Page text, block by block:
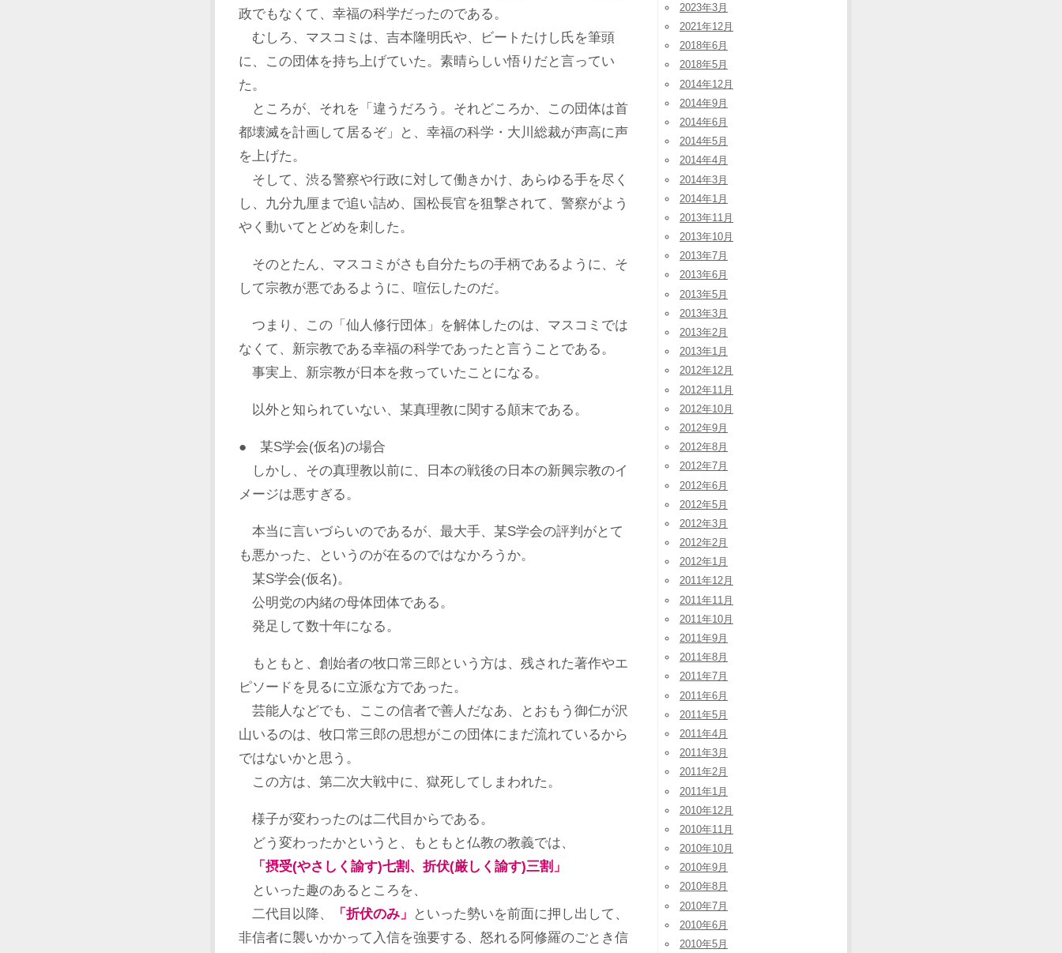
政でもなくて、幸福の科学だったのである。
むしろ、マスコミは、吉本隆明氏や、ビートたけし氏を筆頭
に、この団体を持ち上げていた。素晴らしい悟りだと言ってい
た。
ところが、それを「違うだろう。それどころか、この団体は首
都壊滅を計画して居るぞ」と、幸福の科学・大川総裁が声高に声
を上げた。
そして、渋る警察や行政に対して働きかけ、あらゆる手を尽く
し、九分九厘まで追い詰め、国松長官を狙撃されて、警察がよう
やく動いてとどめを刺した。
そのとたん、マスコミがさも自分たちの手柄であるように、そ
して宗教が悪であるように、喧伝したのだ。
つまり、この「仙人修行団体」を解体したのは、マスコミでは
なくて、新宗教である幸福の科学であったと言うことである。
事実上、新宗教が日本を救っていたことになる。
以外と知られていない、某真理教に関する顛末である。
● 某S学会(仮名)の場合
しかし、その真理教以前に、日本の戦後の日本の新興宗教のイ
メージは悪すぎる。
本当に言いづらいのであるが、最大手、某S学会の評判がとて
も悪かった、というのが在るのではなかろうか。
某S学会(仮名)。
公明党の内緒の母体団体である。
発足して数十年になる。
もともと、創始者の牧口常三郎という方は、残された著作やエ
ピソードを見るに立派な方であった。
芸能人などでも、ここの信者で善人だなあ、とおもう御仁が沢
山いるのは、牧口常三郎の思想がこの団体にまだ流れているから
ではないかと思う。
この方は、第二次大戦中に、獄死してしまわれた。
様子が変わったのは二代目からである。
どう変わったかというと、もともと仏教の教義では、
「摂受(やさしく諭す)七割、折伏(厳しく諭す)三割」
といった趣のあるところを、
二代目以降、
「折伏のみ」
といった勢いを前面に押し出して、
非信者に襲いかかって入信を強要する、怒れる阿修羅のごとき信
2023年3月
2021年12月
2018年6月
2018年5月
2014年12月
2014年9月
2014年6月
2014年5月
2014年4月
2014年3月
2014年1月
2013年11月
2013年10月
2013年7月
2013年6月
2013年5月
2013年3月
2013年2月
2013年1月
2012年12月
2012年11月
2012年10月
2012年9月
2012年8月
2012年7月
2012年6月
2012年5月
2012年3月
2012年2月
2012年1月
2011年12月
2011年11月
2011年10月
2011年9月
2011年8月
2011年7月
2011年6月
2011年5月
2011年4月
2011年3月
2011年2月
2011年1月
2010年12月
2010年11月
2010年10月
2010年9月
2010年8月
2010年7月
2010年6月
2010年5月